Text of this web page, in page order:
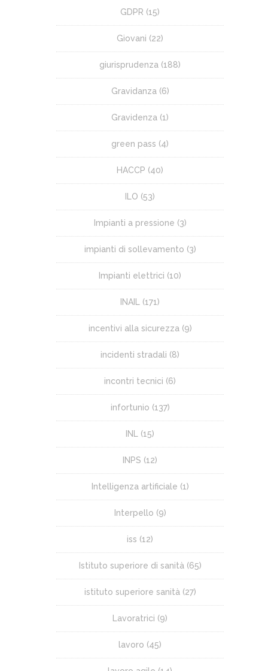
GDPR (15)
Giovani (22)
giurisprudenza (188)
Gravidanza (6)
Gravidenza (1)
green pass (4)
HACCP (40)
ILO (53)
Impianti a pressione (3)
impianti di sollevamento (3)
Impianti elettrici (10)
INAIL (171)
incentivi alla sicurezza (9)
incidenti stradali (8)
incontri tecnici (6)
infortunio (137)
INL (15)
INPS (12)
Intelligenza artificiale (1)
Interpello (9)
iss (12)
Istituto superiore di sanità (65)
istituto superiore sanità (27)
Lavoratrici (9)
lavoro (45)